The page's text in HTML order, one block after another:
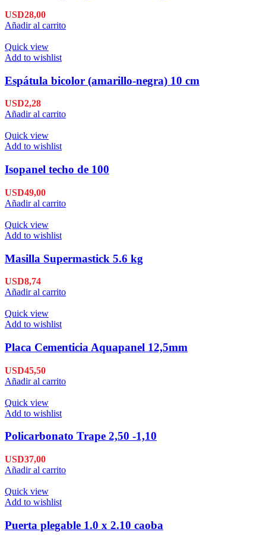
USD28,00
Añadir al carrito
Quick view
Add to wishlist
Espátula bicolor (amarillo-negra) 10 cm
USD2,28
Añadir al carrito
Quick view
Add to wishlist
Isopanel techo de 100
USD49,00
Añadir al carrito
Quick view
Add to wishlist
Masilla Supermastick 5.6 kg
USD8,74
Añadir al carrito
Quick view
Add to wishlist
Placa Cementicia Aquapanel 12,5mm
USD45,50
Añadir al carrito
Quick view
Add to wishlist
Policarbonato Trape 2,50 -1,10
USD37,00
Añadir al carrito
Quick view
Add to wishlist
Puerta plegable 1.0 x 2.10 caoba